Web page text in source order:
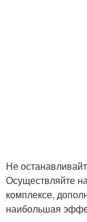
Не
Осуществляйте
комплексе,
наибольшая